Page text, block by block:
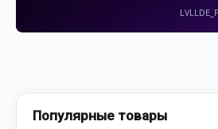
Популярные товары